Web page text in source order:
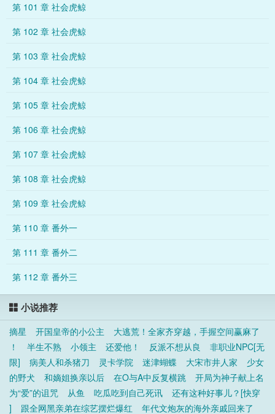
第 101 章 社会虎鲸
第 102 章 社会虎鲸
第 103 章 社会虎鲸
第 104 章 社会虎鲸
第 105 章 社会虎鲸
第 106 章 社会虎鲸
第 107 章 社会虎鲸
第 108 章 社会虎鲸
第 109 章 社会虎鲸
第 110 章 番外一
第 111 章 番外二
第 112 章 番外三
小说推荐
摘星 开国皇帝的小公主
大逃荒！全家齐穿越，手握空间赢麻了
！
半生不熟 小领主 还爱他！ 反派不想从良
非职业NPC[无
限]
病美人和杀猪刀 灵卡学院 迷津蝴蝶 大宋市井人家
少女
的野犬
和嫡姐换亲以后 在O与A中反复横跳
开局为神子献上名
为“爱”的诅咒
从鱼 吃瓜吃到自己死讯
还有这种好事儿？[快穿
]
跟全网黑亲弟在综艺摆烂爆红 年代文炮灰的海外亲戚回来了